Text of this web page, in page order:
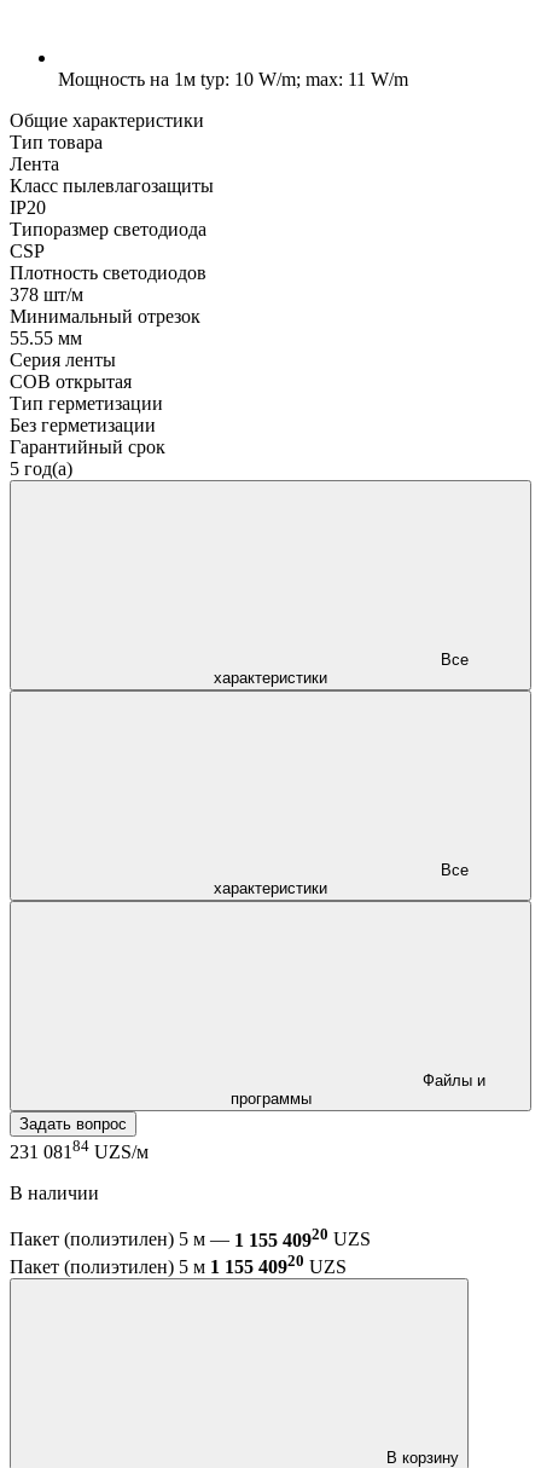
Мощность на 1м typ: 10 W/m; max: 11 W/m
Общие характеристики
Тип товара
Лента
Класс пылевлагозащиты
IP20
Типоразмер светодиода
CSP
Плотность светодиодов
378 шт/м
Минимальный отрезок
55.55 мм
Серия ленты
COB открытая
Тип герметизации
Без герметизации
Гарантийный срок
5 год(а)
характеристики
характеристики
программы
Задать вопрос
231 081 84 UZS/м
В наличии
Пакет (полиэтилен) 5 м — 1 155 40920 UZS
Пакет (полиэтилен) 5 м 1 155 40920 UZS
В корзину